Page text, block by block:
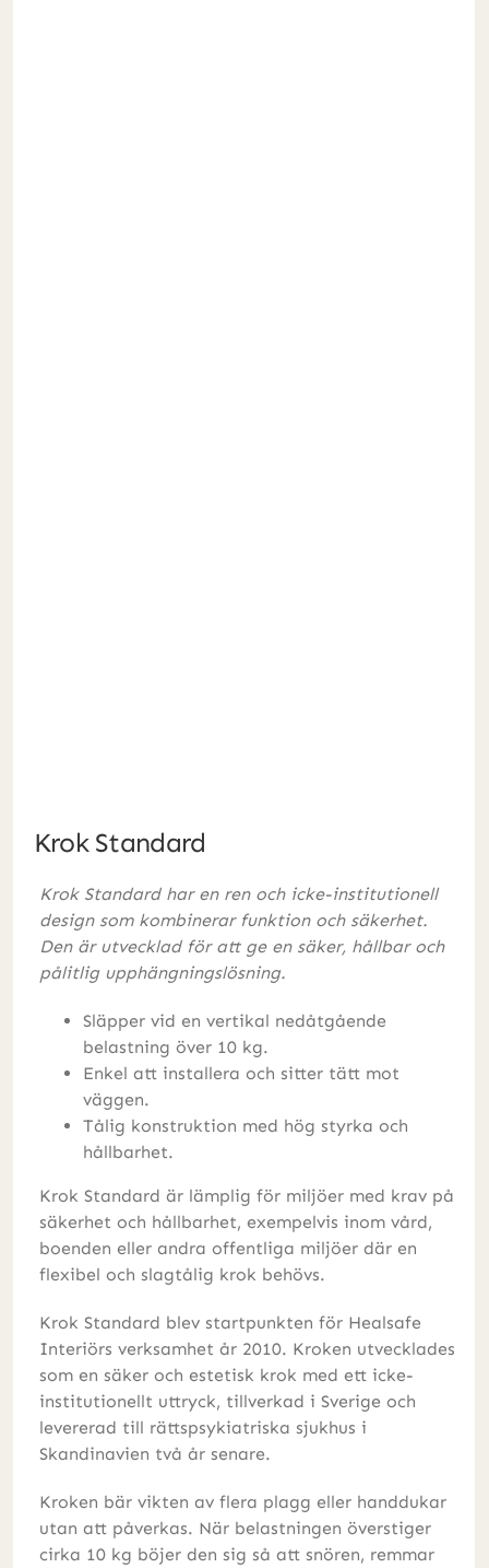
Krok Standard
Krok Standard har en ren och icke-institutionell
design som kombinerar funktion och säkerhet.
Den är utvecklad för att ge en säker, hållbar och
pålitlig upphängningslösning.
Släpper vid en vertikal nedåtgående
belastning över 10 kg.
Enkel att installera och sitter tätt mot
väggen.
Tålig konstruktion med hög styrka och
hållbarhet.
Krok Standard är lämplig för miljöer med krav på
säkerhet och hållbarhet, exempelvis inom vård,
boenden eller andra offentliga miljöer där en
flexibel och slagtålig krok behövs.
Krok Standard blev startpunkten för Healsafe
Interiörs verksamhet år 2010. Kroken utvecklades
som en säker och estetisk krok med ett icke-
institutionellt uttryck, tillverkad i Sverige och
levererad till rättspsykiatriska sjukhus i
Skandinavien två år senare.
Kroken bär vikten av flera plagg eller handdukar
utan att påverkas. När belastningen överstiger
cirka 10 kg böjer den sig så att snören, remmar